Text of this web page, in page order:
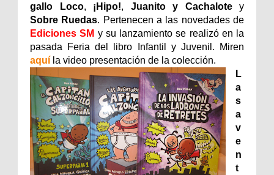
gallo Loco, ¡Hipo!, Juanito y Cachalotey
Sobre Ruedas. Pertenecen a las novedades de
Ediciones SM y su lanzamiento se realizó en la
pasada Feria del libro Infantil y Juvenil. Miren
aquí la video presentación de la colección.
L
a
s
a
v
e
n
t